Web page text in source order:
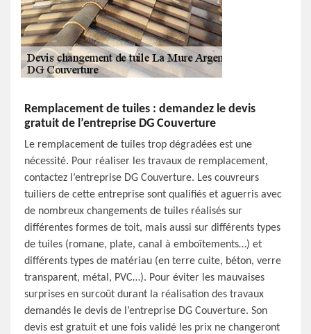
Remplacement de tuiles : demandez le devis
gratuit de l’entreprise DG Couverture
Le remplacement de tuiles trop dégradées est une
nécessité. Pour réaliser les travaux de remplacement,
contactez l’entreprise DG Couverture. Les couvreurs
tuiliers de cette entreprise sont qualifiés et aguerris avec
de nombreux changements de tuiles réalisés sur
différentes formes de toit, mais aussi sur différents types
de tuiles (romane, plate, canal à emboîtements…) et
différents types de matériau (en terre cuite, béton, verre
transparent, métal, PVC…). Pour éviter les mauvaises
surprises en surcoût durant la réalisation des travaux
demandés le devis de l’entreprise DG Couverture. Son
devis est gratuit et une fois validé les prix ne changeront